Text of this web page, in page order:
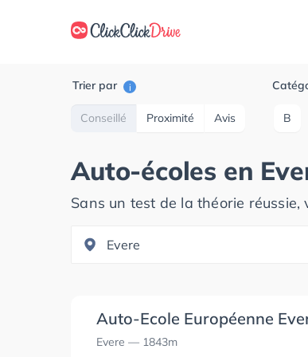
Trier par i
Conseillé Proximité Avis B
Auto-écoles en
Sans un test de la théorie
Auto-Ecole Européenne
Evere — 1843m